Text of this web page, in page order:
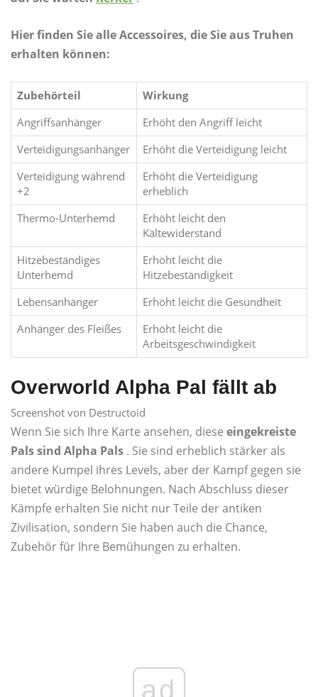
Hier finden Sie alle Accessoires, die Sie aus Truhen
erhalten können:
Zubehörteil
Wirkung
Angriffsanhänger
Erhöht den Angriff leicht
Verteidigungsanhänger
Erhöht die Verteidigung leicht
Verteidigung während
+2
Erhöht die Verteidigung
erheblich
Thermo-Unterhemd
Erhöht leicht den
Kältewiderstand
Hitzebeständiges
Unterhemd
Erhöht leicht die
Hitzebeständigkeit
Lebensanhänger
Erhöht leicht die Gesundheit
Anhänger des Fleißes
Erhöht leicht die
Arbeitsgeschwindigkeit
Overworld Alpha Pal fällt ab
Screenshot von Destructoid
Wenn Sie sich Ihre Karte ansehen, diese eingekreiste
Pals sind Alpha Pals . Sie sind erheblich stärker als
andere Kumpel ihres Levels, aber der Kampf gegen sie
bietet würdige Belohnungen. Nach Abschluss dieser
Kämpfe erhalten Sie nicht nur Teile der antiken
Zivilisation, sondern Sie haben auch die Chance,
Zubehör für Ihre Bemühungen zu erhalten.
ad